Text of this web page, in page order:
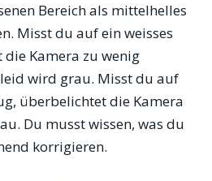
Bereich als mittelhelles
Misst du auf ein weisses
Kamera zu wenig
wird grau. Misst du auf
überbelichtet die Kamera
Du musst wissen, was du
korrigieren.